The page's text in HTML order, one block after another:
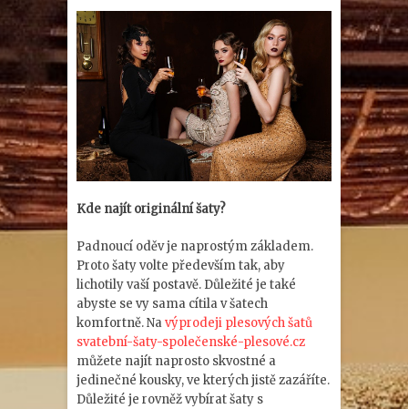
Kde najít originální šaty?
Padnoucí oděv je naprostým základem.
Proto šaty volte především tak, aby
lichotily vaší postavě. Důležité je také
abyste se vy sama cítila v šatech
komfortně. Navýprodeji plesových šatů
svatební-šaty-společenské-plesové.cz
můžete najít naprosto skvostné a
jedinečné kousky, ve kterých jistě zazáříte.
Důležité je rovněž vybírat šaty s